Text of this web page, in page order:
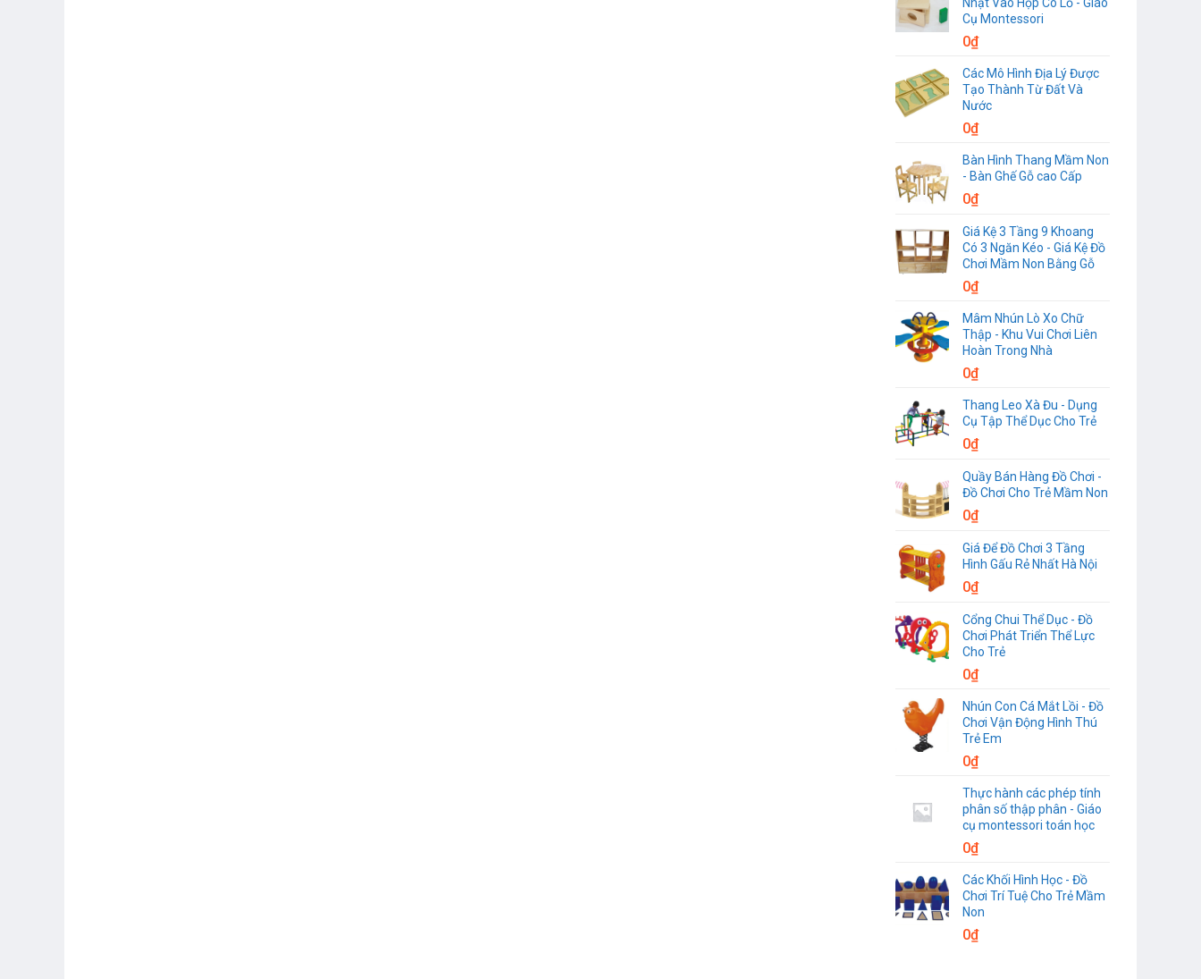
Cụ Montessori
0₫
Các Mô Hình Địa Lý Được
Tạo Thành Từ Đất Và
Nước
0₫
Bàn Hình Thang Mầm Non
- Bàn Ghế Gỗ cao Cấp
0₫
Giá Kệ 3 Tầng 9 Khoang
Có 3 Ngăn Kéo - Giá Kệ Đồ
Chơi Mầm Non Bằng Gỗ
0₫
Mâm Nhún Lò Xo Chữ
Thập - Khu Vui Chơi Liên
Hoàn Trong Nhà
0₫
Thang Leo Xà Đu - Dụng
Cụ Tập Thể Dục Cho Trẻ
0₫
Quầy Bán Hàng Đồ Chơi -
Đồ Chơi Cho Trẻ Mầm Non
0₫
Giá Để Đồ Chơi 3 Tầng
Hình Gấu Rẻ Nhất Hà Nội
0₫
Cổng Chui Thể Dục - Đồ
Chơi Phát Triển Thể Lực
Cho Trẻ
0₫
Nhún Con Cá Mắt Lồi - Đồ
Chơi Vận Động Hình Thú
Trẻ Em
0₫
Thực hành các phép tính
phân số thập phân - Giáo
cụ montessori toán học
0₫
Các Khối Hình Học - Đồ
Chơi Trí Tuệ Cho Trẻ Mầm
Non
0₫